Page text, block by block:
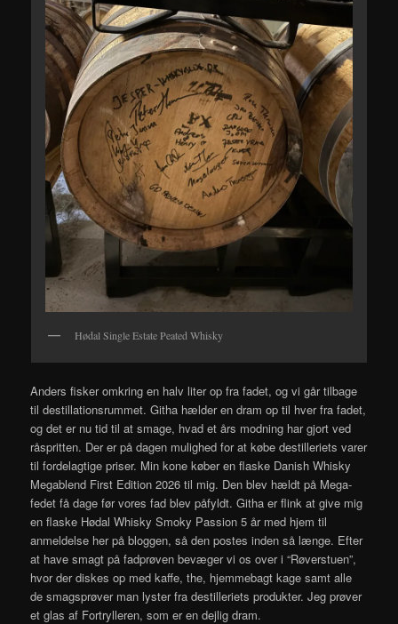
Hødal Single Estate Peated Whisky
Anders fisker omkring en halv liter op fra fadet, og vi går tilbage
til destillationsrummet. Githa hælder en dram op til hver fra fadet,
og det er nu tid til at smage, hvad et års modning har gjort ved
råspritten. Der er på dagen mulighed for at købe destilleriets varer
til fordelagtige priser. Min kone køber en flaske Danish Whisky
Megablend First Edition 2026 til mig. Den blev hældt på Mega-
fedet få dage før vores fad blev påfyldt. Githa er flink at give mig
en flaske Hødal Whisky Smoky Passion 5 år med hjem til
anmeldelse her på bloggen, så den postes inden så længe. Efter
at have smagt på fadprøven bevæger vi os over i “Røverstuen”,
hvor der diskes op med kaffe, the, hjemmebagt kage samt alle
de smagsprøver man lyster fra destilleriets produkter. Jeg prøver
et glas af Fortrylleren, som er en dejlig dram.